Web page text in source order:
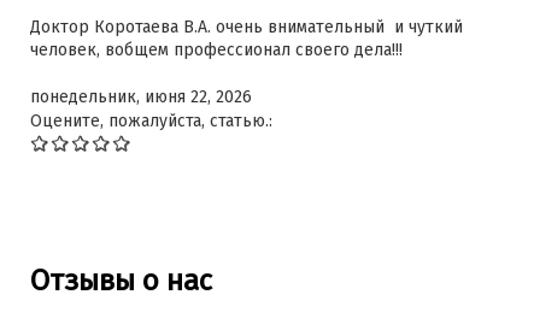
Доктор Коротаева В.А. очень внимательный и чуткий
человек, вобщем профессионал своего дела!!!
понедельник, июня 22, 2026
Оцените, пожалуйста, статью.:
Отзывы о нас